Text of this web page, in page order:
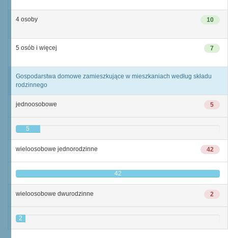
10
4 osoby
7
5 osób i więcej
Gospodarstwa domowe zamieszkujące w mieszkaniach według składu
rodzinnego
5
jednoosobowe
5
42
wieloosobowe jednorodzinne
42
2
wieloosobowe dwurodzinne
2